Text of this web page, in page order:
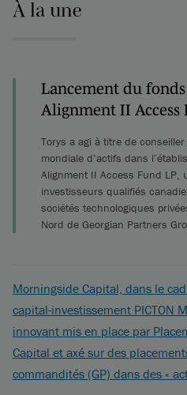
À la une
Lancement du
Alignment II Access
Torys a agi à titre de
mondiale d’actifs dans
Alignment II Access Fund LP,
investisseurs qualifiés
sociétés technologiques
Nord de Georgian Partners
Morningside Capital, dans le
capital-investissement PICTON
innovant mis en place par
Capital et axé sur des
commandités (GP) dans des «